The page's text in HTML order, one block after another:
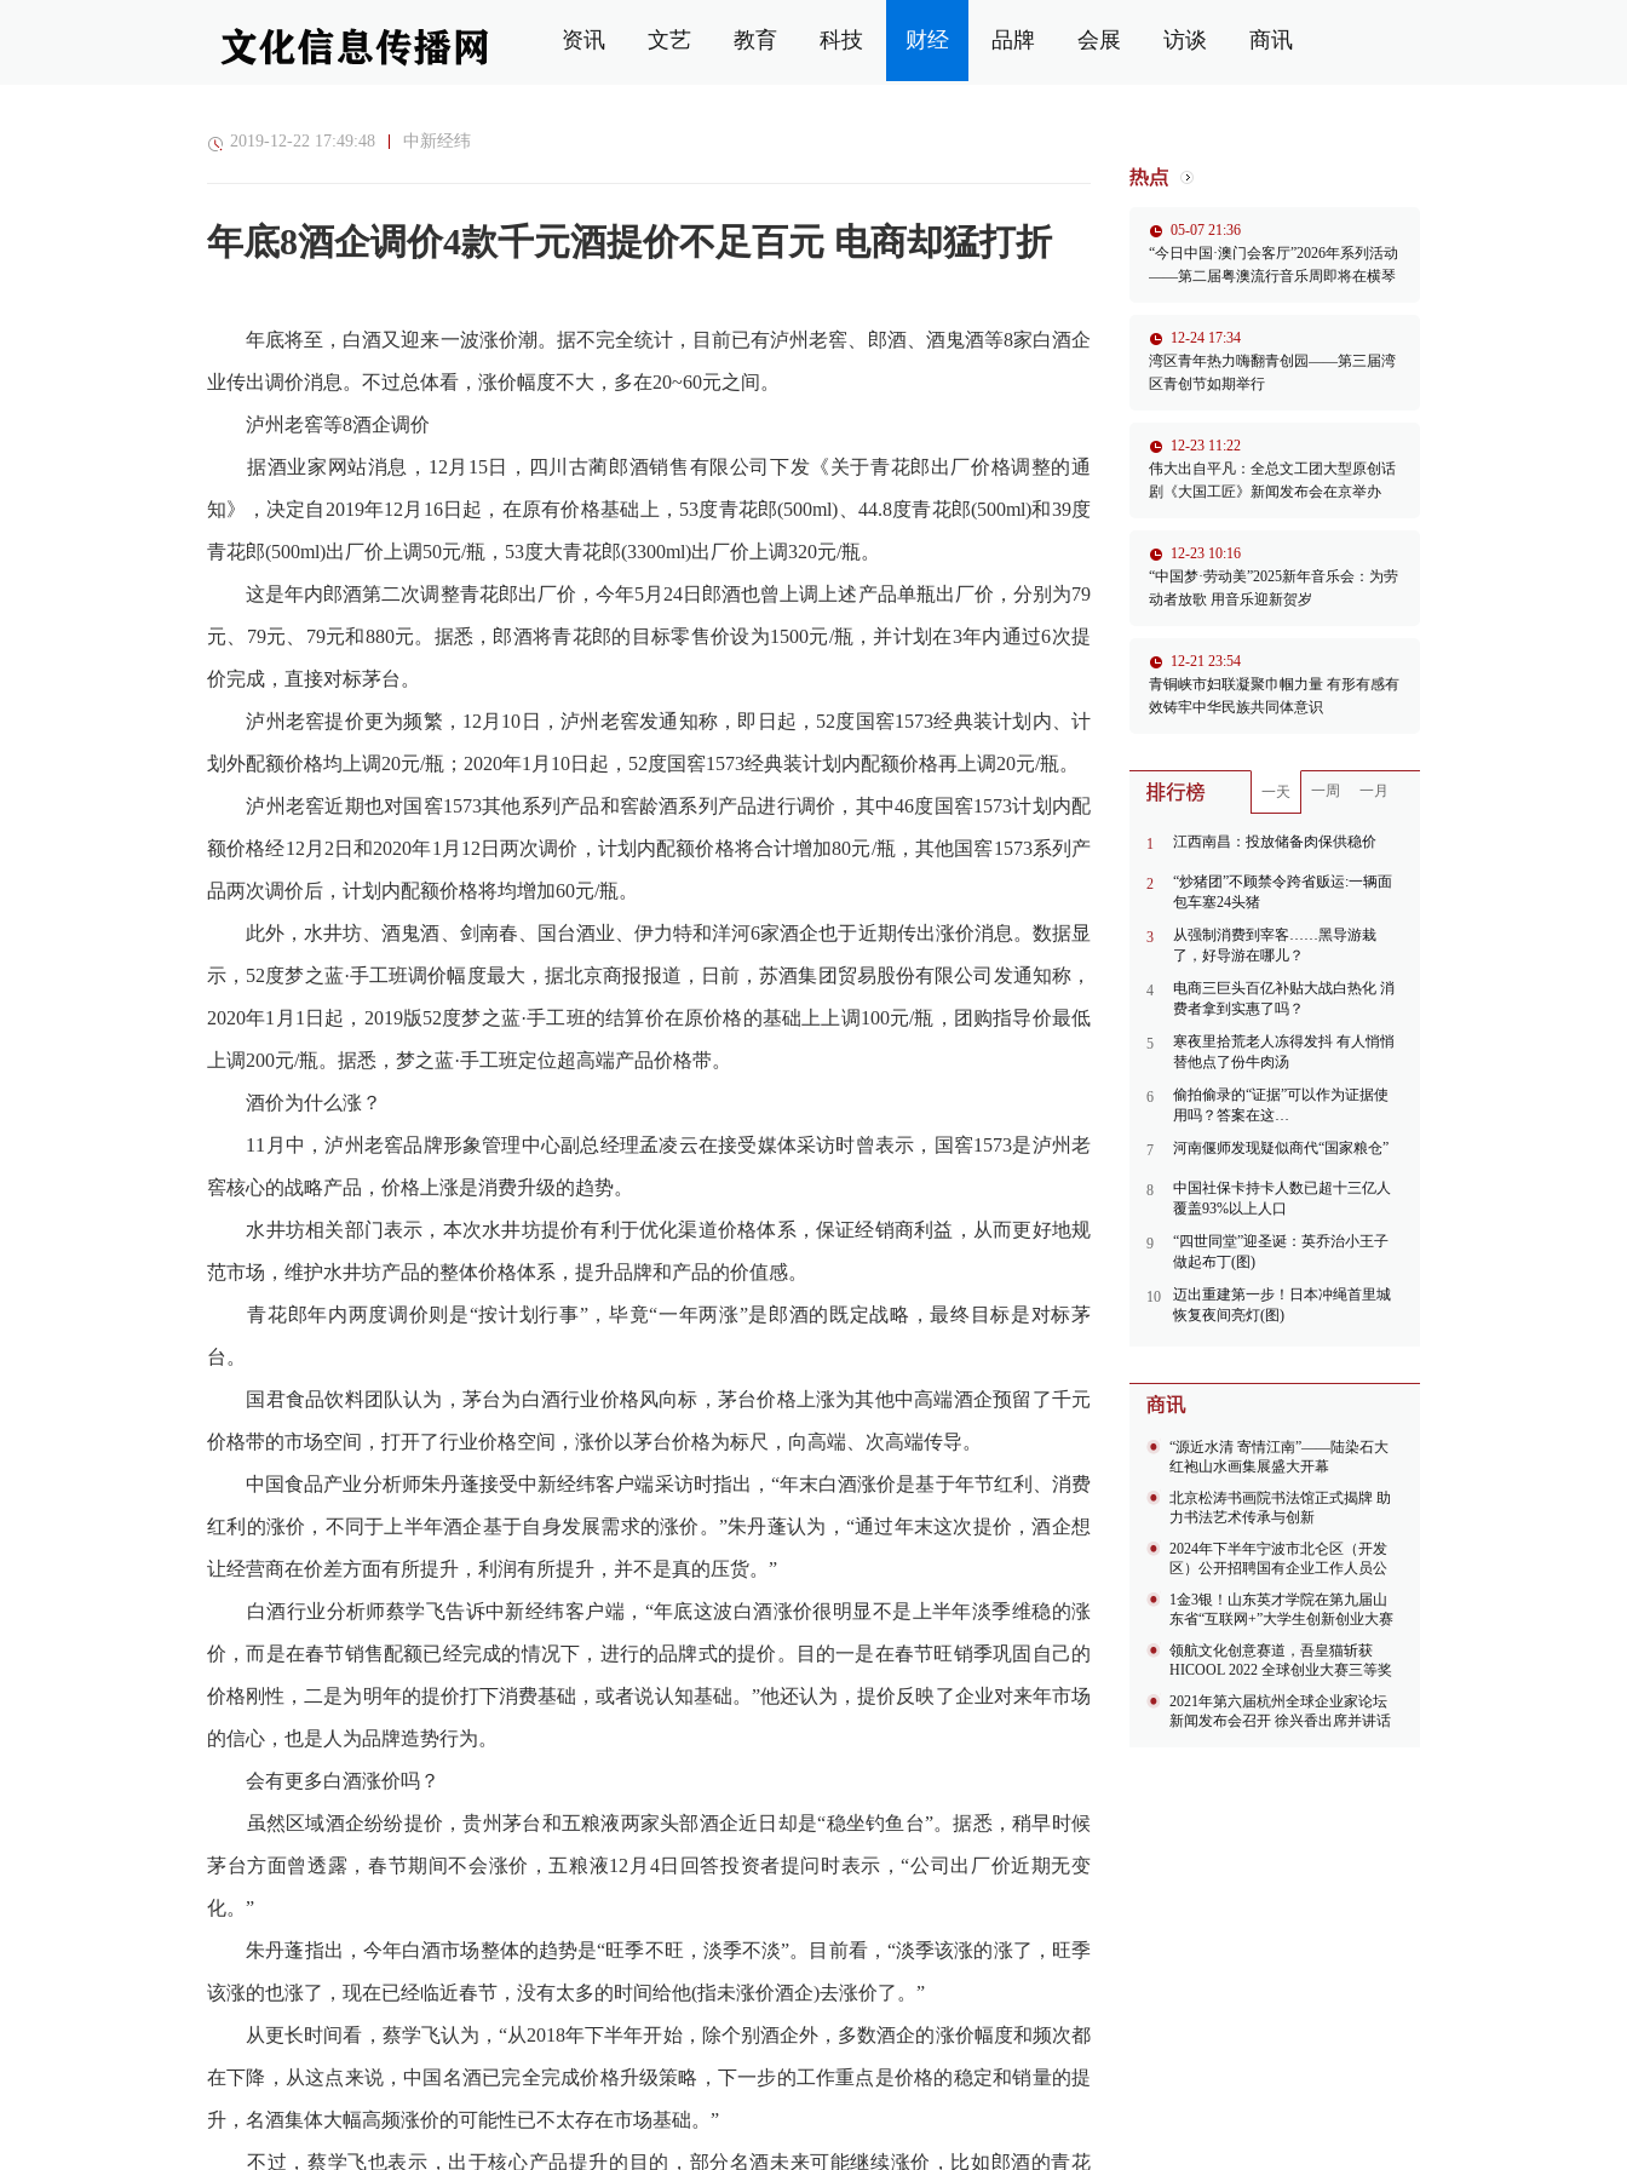
资讯 文艺 教育 科技 财经 品牌 会展 访谈 商讯
2019-12-22 17:49:48 中新经纬
年底8酒企调价4款千元酒提价不足百元 电商却猛打折
年底将至，白酒又迎来一波涨价潮。据不完全统计，目前已有泸州老窖、郎酒、酒鬼酒等8家白酒企
业传出调价消息。不过总体看，涨价幅度不大，多在20~60元之间。
泸州老窖等8酒企调价
据酒业家网站消息，12月15日，四川古蔺郎酒销售有限公司下发《关于青花郎出厂价格调整的通
知》，决定自2019年12月16日起，在原有价格基础上，53度青花郎(500ml)、44.8度青花郎(500ml)和39度
青花郎(500ml)出厂价上调50元/瓶，53度大青花郎(3300ml)出厂价上调320元/瓶。
这是年内郎酒第二次调整青花郎出厂价，今年5月24日郎酒也曾上调上述产品单瓶出厂价，分别为79
元、79元、79元和880元。据悉，郎酒将青花郎的目标零售价设为1500元/瓶，并计划在3年内通过6次提
价完成，直接对标茅台。
泸州老窖提价更为频繁，12月10日，泸州老窖发通知称，即日起，52度国窖1573经典装计划内、计
划外配额价格均上调20元/瓶；2020年1月10日起，52度国窖1573经典装计划内配额价格再上调20元/瓶。
泸州老窖近期也对国窖1573其他系列产品和窖龄酒系列产品进行调价，其中46度国窖1573计划内配
额价格经12月2日和2020年1月12日两次调价，计划内配额价格将合计增加80元/瓶，其他国窖1573系列产
品两次调价后，计划内配额价格将均增加60元/瓶。
此外，水井坊、酒鬼酒、剑南春、国台酒业、伊力特和洋河6家酒企也于近期传出涨价消息。数据显
示，52度梦之蓝·手工班调价幅度最大，据北京商报报道，日前，苏酒集团贸易股份有限公司发通知称，
2020年1月1日起，2019版52度梦之蓝·手工班的结算价在原价格的基础上上调100元/瓶，团购指导价最低
上调200元/瓶。据悉，梦之蓝·手工班定位超高端产品价格带。
酒价为什么涨？
11月中，泸州老窖品牌形象管理中心副总经理孟凌云在接受媒体采访时曾表示，国窖1573是泸州老
窖核心的战略产品，价格上涨是消费升级的趋势。
水井坊相关部门表示，本次水井坊提价有利于优化渠道价格体系，保证经销商利益，从而更好地规
范市场，维护水井坊产品的整体价格体系，提升品牌和产品的价值感。
青花郎年内两度调价则是“按计划行事”，毕竟“一年两涨”是郎酒的既定战略，最终目标是对标茅
台。
国君食品饮料团队认为，茅台为白酒行业价格风向标，茅台价格上涨为其他中高端酒企预留了千元
价格带的市场空间，打开了行业价格空间，涨价以茅台价格为标尺，向高端、次高端传导。
中国食品产业分析师朱丹蓬接受中新经纬客户端采访时指出，“年末白酒涨价是基于年节红利、消费
红利的涨价，不同于上半年酒企基于自身发展需求的涨价。”朱丹蓬认为，“通过年末这次提价，酒企想
让经营商在价差方面有所提升，利润有所提升，并不是真的压货。”
白酒行业分析师蔡学飞告诉中新经纬客户端，“年底这波白酒涨价很明显不是上半年淡季维稳的涨
价，而是在春节销售配额已经完成的情况下，进行的品牌式的提价。目的一是在春节旺销季巩固自己的
价格刚性，二是为明年的提价打下消费基础，或者说认知基础。”他还认为，提价反映了企业对来年市场
的信心，也是人为品牌造势行为。
会有更多白酒涨价吗？
虽然区域酒企纷纷提价，贵州茅台和五粮液两家头部酒企近日却是“稳坐钓鱼台”。据悉，稍早时候
茅台方面曾透露，春节期间不会涨价，五粮液12月4日回答投资者提问时表示，“公司出厂价近期无变
化。”
朱丹蓬指出，今年白酒市场整体的趋势是“旺季不旺，淡季不淡”。目前看，“淡季该涨的涨了，旺季
该涨的也涨了，现在已经临近春节，没有太多的时间给他(指未涨价酒企)去涨价了。”
从更长时间看，蔡学飞认为，“从2018年下半年开始，除个别酒企外，多数酒企的涨价幅度和频次都
在下降，从这点来说，中国名酒已完全完成价格升级策略，下一步的工作重点是价格的稳定和销量的提
升，名酒集体大幅高频涨价的可能性已不太存在市场基础。”
不过，蔡学飞也表示，出于核心产品提升的目的，部分名酒未来可能继续涨价，比如郎酒的青花
05-07 21:36
“今日中国·澳门会客厅”2026年系列活动
——第二届粤澳流行音乐周即将在横琴
12-24 17:34
湾区青年热力嗨翻青创园——第三届湾
区青创节如期举行
12-23 11:22
伟大出自平凡：全总文工团大型原创话
剧《大国工匠》新闻发布会在京举办
12-23 10:16
“中国梦·劳动美”2025新年音乐会：为劳
动者放歌 用音乐迎新贺岁
12-21 23:54
青铜峡市妇联凝聚巾帼力量 有形有感有
效铸牢中华民族共同体意识
一天 一周 一月
1 江西南昌：投放储备肉保供稳价
2
“炒猪团”不顾禁令跨省贩运:一辆面
包车塞24头猪
3
从强制消费到宰客……黑导游栽
了，好导游在哪儿？
4
电商三巨头百亿补贴大战白热化 消
费者拿到实惠了吗？
5
寒夜里拾荒老人冻得发抖 有人悄悄
替他点了份牛肉汤
6
偷拍偷录的“证据”可以作为证据使
用吗？答案在这…
7 河南偃师发现疑似商代“国家粮仓”
8
中国社保卡持卡人数已超十三亿人
覆盖93%以上人口
9
“四世同堂”迎圣诞：英乔治小王子
做起布丁(图)
10
迈出重建第一步！日本冲绳首里城
恢复夜间亮灯(图)
“源近水清 寄情江南”——陆染石大
红袍山水画集展盛大开幕
北京松涛书画院书法馆正式揭牌 助
力书法艺术传承与创新
2024年下半年宁波市北仑区（开发
区）公开招聘国有企业工作人员公
1金3银！山东英才学院在第九届山
东省“互联网+”大学生创新创业大赛
领航文化创意赛道，吾皇猫斩获
HICOOL 2022 全球创业大赛三等奖
2021年第六届杭州全球企业家论坛
新闻发布会召开 徐兴香出席并讲话